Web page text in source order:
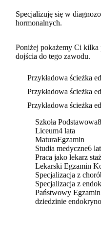
Specjalizuję się w
hormonalnych.
Poniżej pokażemy Ci
dojścia do tego zawodu.
Przykładowa ścieżka
Przykładowa ścieżka
Przykładowa ścieżka
Szkoła Podstawowa
Liceum4 lata
MaturaEgzamin
Studia medyczne6 lat
Praca jako lekarz
Lekarski Egzamin
Specjalizacja z
Specjalizacja z
Państwowy
dziedzinie